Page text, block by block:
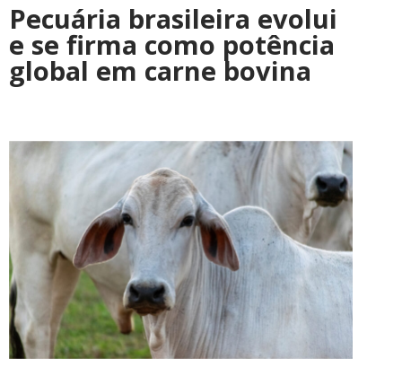
Pecuária brasileira evolui
e se firma como potência
global em carne bovina